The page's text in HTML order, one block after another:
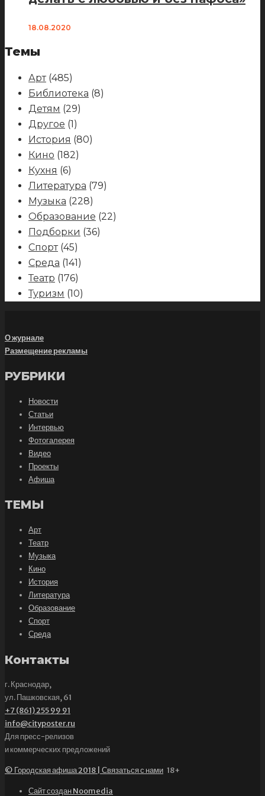
18.08.2020
Темы
Арт(485)
Библиотека (8)
Детям (29)
Другое (1)
История (80)
Кино (182)
Кухня (6)
Литература (79)
Музыка (228)
Образование (22)
Подборки (36)
Спорт(45)
Среда (141)
Театр (176)
Туризм (10)
О журнале
Размещение рекламы
РУБРИКИ
Новости
Статьи
Интервью
Фотогалерея
Видео
Проекты
Афиша
ТЕМЫ
Арт
Театр
Музыка
Кино
История
Литература
Образование
Спорт
Среда
Контакты
г. Краснодар,
ул. Пашковская, 61
+7 (861) 255 99 91
info@cityposter.ru
Для пресс-релизов
и коммерческих предложений
© Городская афиша 2018 | Связаться с нами 18+
Сайт создан Noomedia